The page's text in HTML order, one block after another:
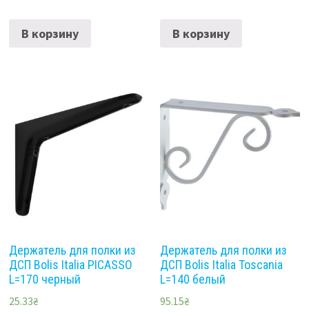
В корзину В корзину
Держатель для полки из
ДСП Bolis Italia PICASSO
L=170 черный
25.33₴
Держатель для полки из
ДСП Bolis Italia Toscania
L=140 белый
95.15₴